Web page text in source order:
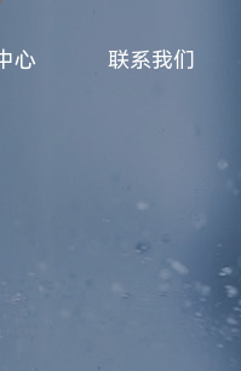
心 联系我们